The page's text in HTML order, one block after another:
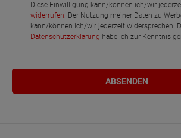
Diese Einwilligung kann/können ich/wir
widerrufen. Der Nutzung meiner Daten zu
kann/können ich/wir jederzeit widersprechen.
Datenschutzerklärung habe ich zur Kenntnis